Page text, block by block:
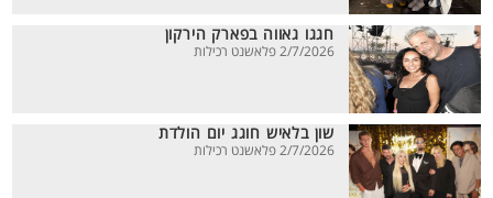
חגגו גאווה בפארק הירקון
2/7/2026 פלאשנט רכילות
שון בלאיש חוגג יום הולדת
2/7/2026 פלאשנט רכילות